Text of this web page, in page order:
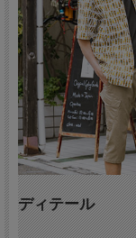
ディテール